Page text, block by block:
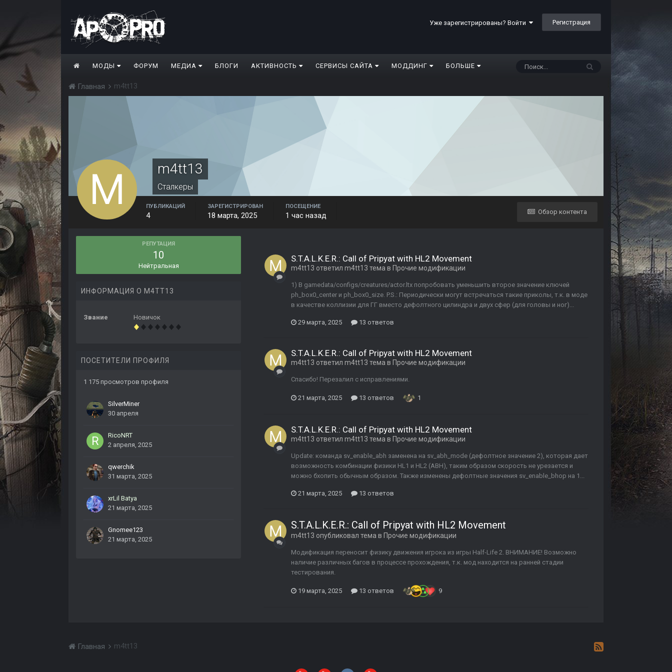
Уже зарегистрированы? Войти Регистрация
МОДЫ ФОРУМ МЕДИА БЛОГИ АКТИВНОСТЬ СЕРВИСЫ САЙТА МОДДИНГ БОЛЬШЕ
Главная m4tt13
m4tt13
Сталкеры
Обзор контента
ПУБЛИКАЦИЙ
4
ЗАРЕГИСТРИРОВАН
18 марта, 2025
ПОСЕЩЕНИЕ
1 час назад
РЕПУТАЦИЯ
10
Нейтральная
ИНФОРМАЦИЯ О M4TT13
Звание Новичок
ПОСЕТИТЕЛИ ПРОФИЛЯ
1 175 просмотров профиля
SilverMiner
30 апреля
RicoNRT
2 апреля, 2025
qwerchik
31 марта, 2025
xrLil Batya
21 марта, 2025
Gnomee123
21 марта, 2025
S.T.A.L.K.E.R.: Call of Pripyat with HL2 Movement
m4tt13 ответил m4tt13 тема в Прочие модификации
1) В gamedata/configs/creatures/actor.ltx попробовать уменьшить второе значение ключей
ph_box0_center и ph_box0_size. P.S.: Периодически могут встречаться такие приколы, т.к. в моде
в качестве коллизии для ГГ вместо дефолтного цилиндра и двух сфер (для головы и ног)...
29 марта, 2025 13 ответов
S.T.A.L.K.E.R.: Call of Pripyat with HL2 Movement
m4tt13 ответил m4tt13 тема в Прочие модификации
Спасибо! Перезалил с исправлениями.
21 марта, 2025 13 ответов 1
S.T.A.L.K.E.R.: Call of Pripyat with HL2 Movement
m4tt13 ответил m4tt13 тема в Прочие модификации
Update: команда sv_enable_abh заменена на sv_abh_mode (дефолтное значение 2), которая дает
возможность комбинации физики HL1 и HL2 (ABH), таким образом скорость не урезается и
можно бхопить обычным образом. Также изменены дефолтные значения sv_enable_bhop на 1...
21 марта, 2025 13 ответов
S.T.A.L.K.E.R.: Call of Pripyat with HL2 Movement
m4tt13 опубликовал тема в Прочие модификации
Модификация переносит физику движения игрока из игры Half-Life 2. ВНИМАНИЕ! Возможно
наличие различных багов в процессе прохождения, т.к. мод находится на ранней стадии
тестирования.
19 марта, 2025 13 ответов 9
Главная m4tt13